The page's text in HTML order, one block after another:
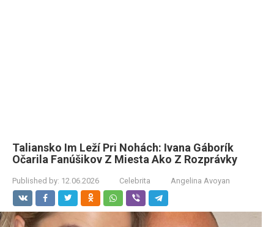
Taliansko Im Leží Pri Nohách: Ivana Gáborík
Očarila Fanúšikov Z Miesta Ako Z Rozprávky
Published by: 12.06.2026 Celebrita Angelina Avoyan